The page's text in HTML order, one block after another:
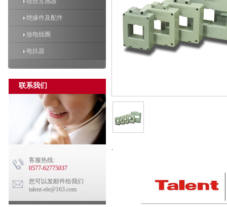
绝缘件及配件
放电线圈
电抗器
联系我们
客服热线:
0577-62775037
您可以发邮件给我们
talent-ele@163.com
,